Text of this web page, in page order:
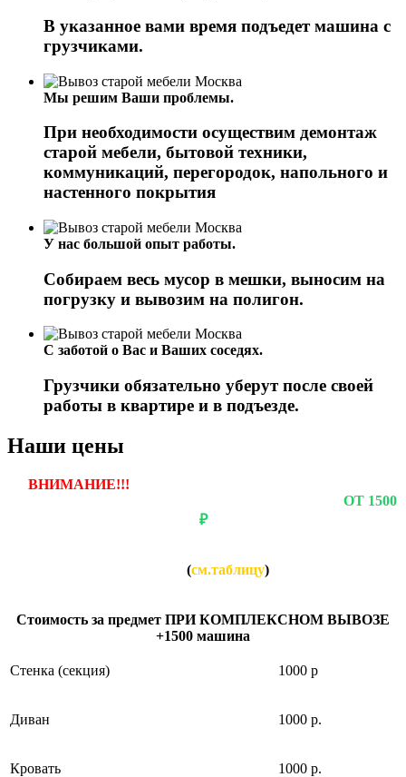
В указанное вами время подъедет машина с
грузчиками.
Мы решим Ваши проблемы.
При необходимости осуществим демонтаж
старой мебели, бытовой техники,
коммуникаций, перегородок, напольного и
настенного покрытия
У нас большой опыт работы.
Собираем весь мусор в мешки, выносим на
погрузку и вывозим на полигон.
С заботой о Вас и Ваших соседях.
Грузчики обязательно уберут после своей
работы в квартире и в подъезде.
Наши цены
ВНИМАНИЕ!!!
ОТ 1500
₽
(см.таблицу)
Стоимость за предмет ПРИ КОМПЛЕКСНОМ ВЫВОЗЕ
+1500 машина
Cтенка (секция) 1000 р
Диван 1000 р.
Кровать 1000 р.